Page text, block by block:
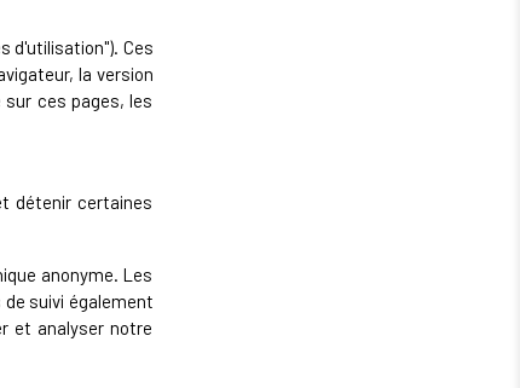
d'utilisation"). Ces
la version
ces pages, les
détenir certaines
anonyme. Les
suivi également
et analyser notre